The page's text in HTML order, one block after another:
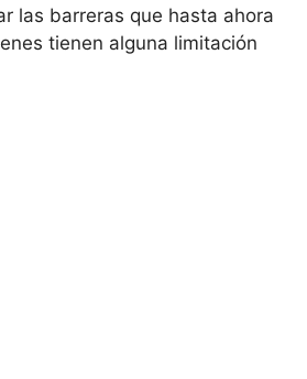
las barreras que hasta ahora
tienen alguna limitación